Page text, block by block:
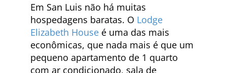
Em San Luis não há muitas
hospedagens baratas. O Lodge
Elizabeth House é uma das mais
econômicas, que nada mais é que um
pequeno apartamento de 1 quarto
com ar condicionado, sala de